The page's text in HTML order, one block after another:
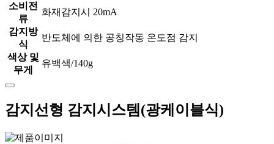
소비전
류
화재감지시 20mA
감지방
식
반도체에 의한 공칭작동 온도점 감지
색상 및
무게
유백색/140g
감지선형 감지시스템(광케이블식)